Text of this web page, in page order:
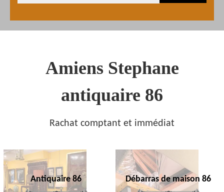
Amiens Stephane
antiquaire 86
Rachat comptant et immédiat
Antiquaire 86 Débarras de maison 86